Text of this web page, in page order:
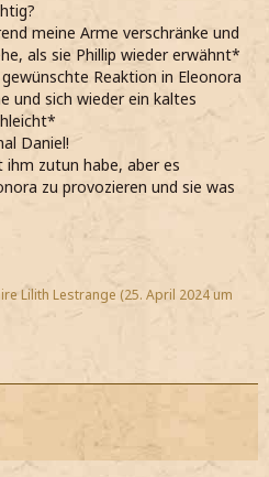
meine Arme verschränke und
als sie Phillip wieder erwähnt*
Reaktion in Eleonora
und sich wieder ein kaltes
Daniel!
zutun habe, aber es
zu provozieren und sie was
Lilith Lestrange (25. April 2024 um